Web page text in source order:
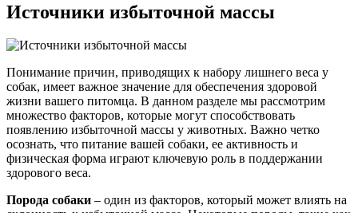
Источники избыточной массы
Понимание причин, приводящих к набору лишнего веса у
собак, имеет важное значение для обеспечения здоровой
жизни вашего питомца. В данном разделе мы рассмотрим
множество факторов, которые могут способствовать
появлению избыточной массы у животных. Важно четко
осознать, что питание вашей собаки, ее активность и
физическая форма играют ключевую роль в поддержании
здорового веса.
Порода собаки – один из факторов, который может влиять на